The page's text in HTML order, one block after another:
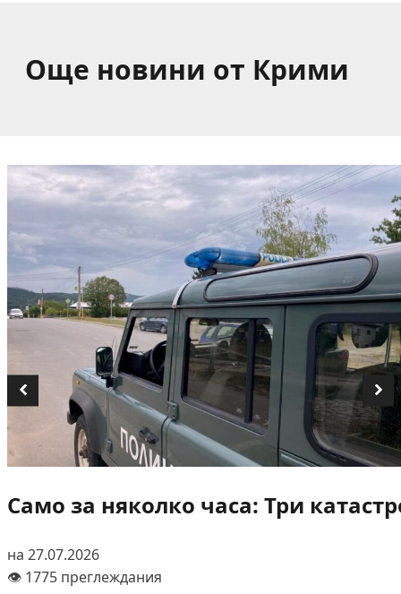
Още новини от Крими
Само за няколко часа: Три
на 27.07.2026
👁️ 1775 преглеждания